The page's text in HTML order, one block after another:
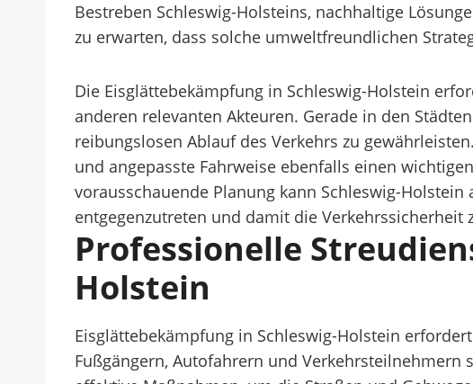
Bestreben Schleswig-Holsteins, nachhaltige
zu erwarten, dass solche umweltfreundlichen
Die Eisglättebekämpfung in Schleswig-Holstein
anderen relevanten Akteuren. Gerade in den
reibungslosen Ablauf des Verkehrs zu
und angepasste Fahrweise ebenfalls einen
vorausschauende Planung kann Schleswig-
entgegenzutreten und damit die Verkehrssicherheit
Professionelle
Holstein
Eisglättebekämpfung in Schleswig-Holstein
Fußgängern, Autofahrern und